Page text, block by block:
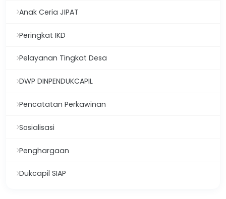
Anak Ceria JIPAT
Peringkat IKD
Pelayanan Tingkat Desa
DWP DINPENDUKCAPIL
Pencatatan Perkawinan
Sosialisasi
Penghargaan
Dukcapil SIAP